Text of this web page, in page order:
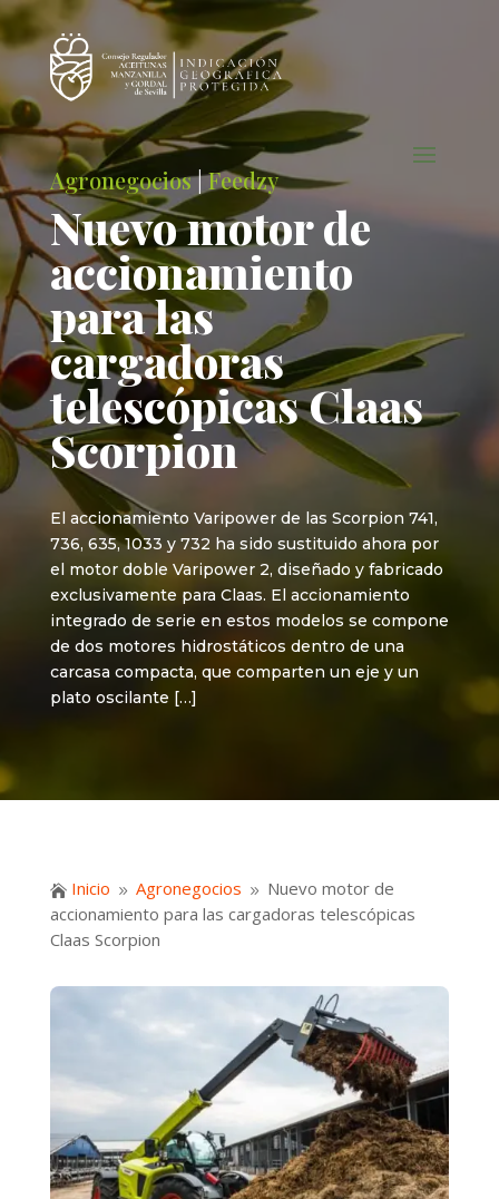
Agronegocios|Feedzy
Nuevo motor de
accionamiento
para las
cargadoras
telescópicas Claas
Scorpion
El accionamiento Varipower de las Scorpion 741,
736, 635, 1033 y 732 ha sido sustituido ahora por
el motor doble Varipower 2, diseñado y fabricado
exclusivamente para Claas. El accionamiento
integrado de serie en estos modelos se compone
de dos motores hidrostáticos dentro de una
carcasa compacta, que comparten un eje y un
plato oscilante […]
 Inicio 9 Agronegocios 9 Nuevo motor de
accionamiento para las cargadoras telescópicas
Claas Scorpion